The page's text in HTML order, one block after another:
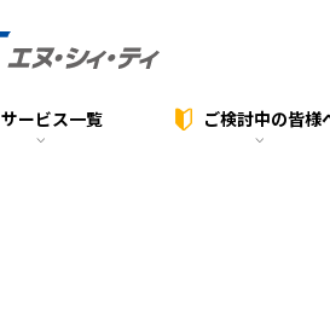
サービス一覧 ご検討中の皆様